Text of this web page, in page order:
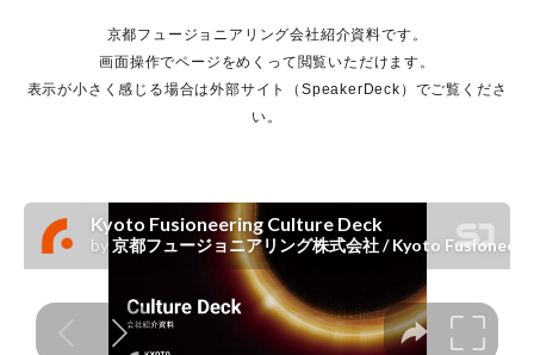
京都フュージョニアリング会社紹介資料です。
画面操作でページをめくって閲覧いただけます。
表示が小さく感じる場合は外部サイト（SpeakerDeck）でご覧くださ
い。